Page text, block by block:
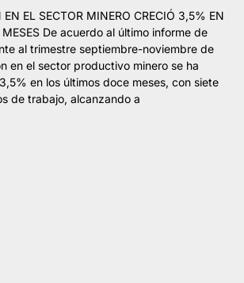
EL SECTOR MINERO CRECIÓ 3,5% EN
MESES De acuerdo al último informe de
al trimestre septiembre-noviembre de
en el sector productivo minero se ha
en los últimos doce meses, con siete
de trabajo, alcanzando a